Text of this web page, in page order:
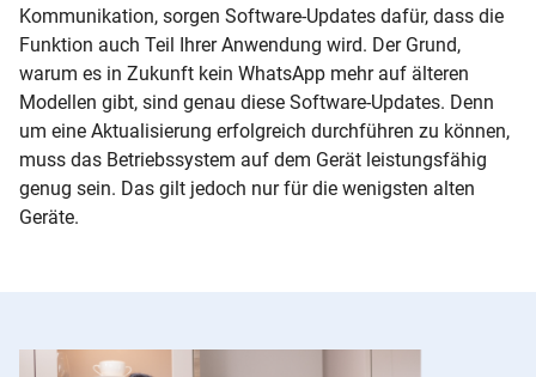
Kommunikation, sorgen Software-Updates dafür, dass die
Funktion auch Teil Ihrer Anwendung wird. Der Grund,
warum es in Zukunft kein WhatsApp mehr auf älteren
Modellen gibt, sind genau diese Software-Updates. Denn
um eine Aktualisierung erfolgreich durchführen zu können,
muss das Betriebssystem auf dem Gerät leistungsfähig
genug sein. Das gilt jedoch nur für die wenigsten alten
Geräte.